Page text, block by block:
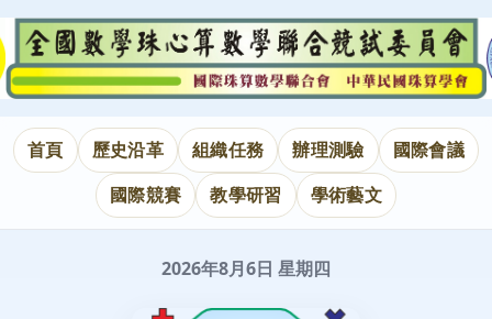
首頁 歷史沿革 組織任務 辦理測驗
國際會議
國際競賽
教學研習 學術藝文
2026年8月6日 星期四